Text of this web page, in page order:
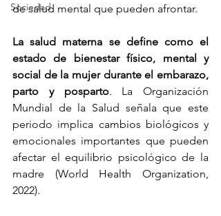
Sociedad
de salud mental que pueden afrontar.
La salud materna se define como el
estado de bienestar físico, mental y
social de la mujer durante el embarazo,
parto y posparto. La Organización
Mundial de la Salud señala que este
periodo implica cambios biológicos y
emocionales importantes que pueden
afectar el equilibrio psicológico de la
madre (World Health Organization,
2022).